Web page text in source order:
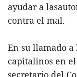
ayudar a
contra el mal.
En su llamado
capitalinos en